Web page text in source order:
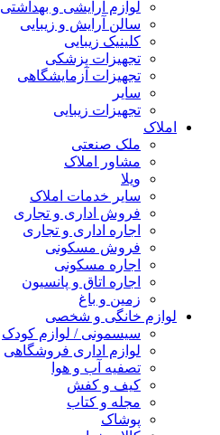
لوازم آرایشی و بهداشتی
سالن آرایش و زیبایی
کلینیک زیبایی
تجهیزات پزشکی
تجهیزات آزمایشگاهی
سایر
تجهیزات زیبایی
املاک
ملک صنعتی
مشاور املاک
ویلا
سایر خدمات املاک
فروش اداری و تجاری
اجاره اداری و تجاری
فروش مسکونی
اجاره مسکونی
اجاره اتاق و پانسیون
زمین و باغ
لوازم خانگی و شخصی
سیسمونی / لوازم کودک
لوازم اداری فروشگاهی
تصفیه آب و هوا
کیف و کفش
مجله و کتاب
پوشاک